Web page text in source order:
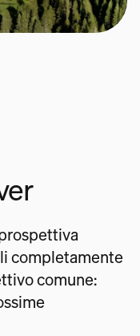
completamente
comune: